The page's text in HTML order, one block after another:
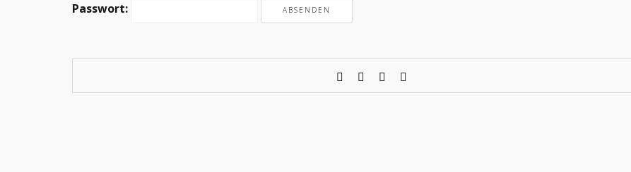
Passwort: